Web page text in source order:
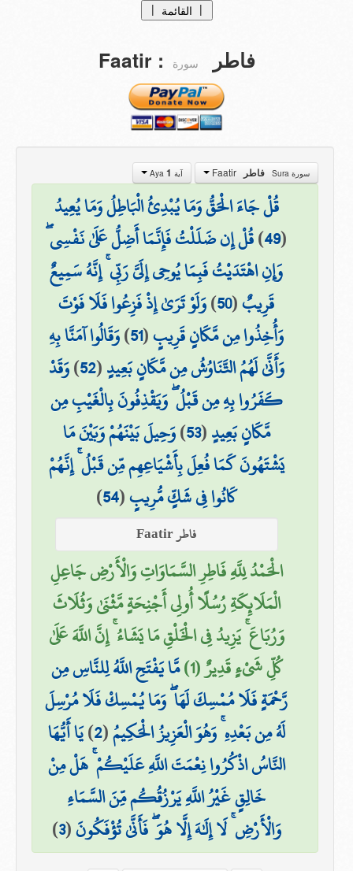
| |
تبرعات
فاطر سورة :
Faatir
سورة Sura فاطر Faatir آية Aya 1
قُلْ جَاءَ الْحَقُّ وَمَا يُبْدِئُ الْبَاطِلُ وَمَا يُعِيدُ
(
49
)قُلْ إِن ضَلَلْتُ فَإِنَّمَا أَضِلُّ عَلَىٰ نَفْسِي ۖ
وَإِنِ اهْتَدَيْتُ فَبِمَا يُوحِي إِلَيَّ رَبِّي ۚ إِنَّهُ سَمِيعٌ
قَرِيبٌ(
50
)وَلَوْ تَرَىٰ إِذْ فَزِعُوا فَلَا فَوْتَ
وَأُخِذُوا مِن مَّكَانٍ قَرِيبٍ(
51
)وَقَالُوا آمَنَّا بِهِ
وَأَنَّىٰ لَهُمُ التَّنَاوُشُ مِن مَّكَانٍ بَعِيدٍ(
52
)وَقَدْ
كَفَرُوا بِهِ مِن قَبْلُ ۖ وَيَقْذِفُونَ بِالْغَيْبِ مِن
مَّكَانٍ بَعِيدٍ(
53
)وَحِيلَ بَيْنَهُمْ وَبَيْنَ مَا
يَشْتَهُونَ كَمَا فُعِلَ بِأَشْيَاعِهِم مِّن قَبْلُ ۚ إِنَّهُمْ
كَانُوا فِي شَكٍّ مُّرِيبٍ(
54
)
فاطر Faatir
الْحَمْدُ لِلَّهِ فَاطِرِ السَّمَاوَاتِ وَالْأَرْضِ جَاعِلِ
الْمَلَائِكَةِ رُسُلًا أُولِي أَجْنِحَةٍ مَّثْنَىٰ وَثُلَاثَ
وَرُبَاعَ ۚ يَزِيدُ فِي الْخَلْقِ مَا يَشَاءُ ۚ إِنَّ اللَّهَ عَلَىٰ
كُلِّ شَيْءٍ قَدِيرٌ (1) مَّا يَفْتَحِ اللَّهُ لِلنَّاسِ مِن
رَّحْمَةٍ فَلَا مُمْسِكَ لَهَا ۖ وَمَا يُمْسِكْ فَلَا مُرْسِلَ
لَهُ مِن بَعْدِهِ ۚ وَهُوَ الْعَزِيزُ الْحَكِيمُ(
2
)يَا أَيُّهَا
النَّاسُ اذْكُرُوا نِعْمَتَ اللَّهِ عَلَيْكُمْ ۚ هَلْ مِنْ
خَالِقٍ غَيْرُ اللَّهِ يَرْزُقُكُم مِّنَ السَّمَاءِ
وَالْأَرْضِ ۚ لَا إِلَٰهَ إِلَّا هُوَ ۖ فَأَنَّىٰ تُؤْفَكُونَ(
3
)